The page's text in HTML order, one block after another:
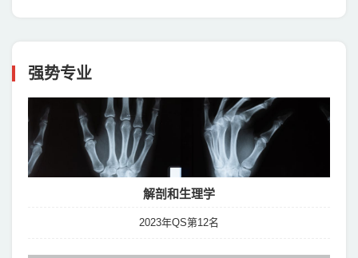
强势专业
解剖和生理学
2023年QS第12名